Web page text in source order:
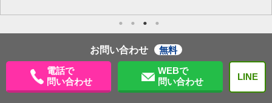
お問い合わせ
無料
電話で
問い合わせ
WEBで
問い合わせ
LINE